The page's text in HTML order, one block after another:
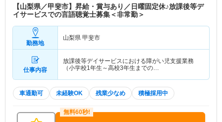
【山梨県／甲斐市】昇給・賞与あり／日曜固定休♪放課後等デ
イサービスでの言語聴覚士募集＜非常勤＞
勤務地
山梨県 甲斐市
仕事内容
放課後等デイサービスにおける障がい児支援業務
（小学校1年生～高校3年生までの…
車通勤可 未経験OK 残業少なめ 積極採用中